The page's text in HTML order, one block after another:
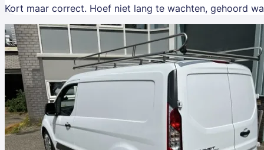
Kort maar correct. Hoef niet lang te wachten, gehoord